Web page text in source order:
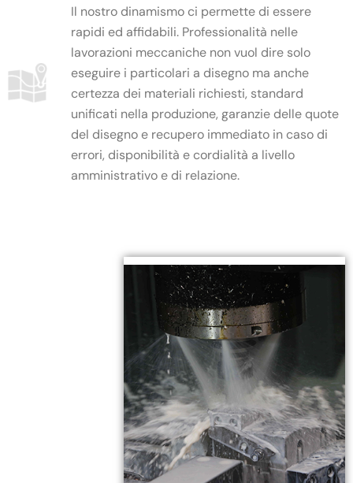
Il nostro dinamismo ci permette di essere
rapidi ed affidabili. Professionalità nelle
lavorazioni meccaniche non vuol dire solo
eseguire i particolari a disegno ma anche
certezza dei materiali richiesti, standard
unificati nella produzione, garanzie delle quote
del disegno e recupero immediato in caso di
errori, disponibilità e cordialità a livello
amministrativo e di relazione.